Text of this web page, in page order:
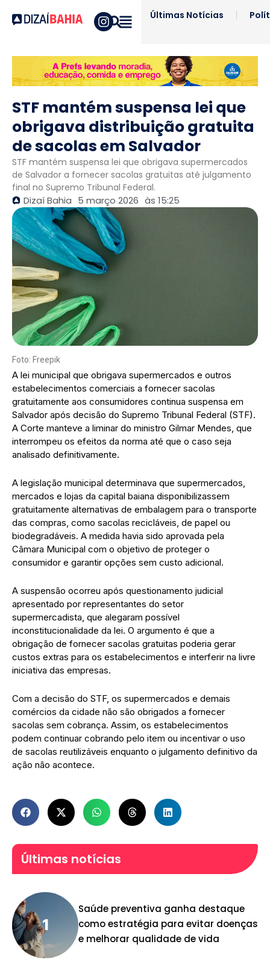
Últimas Notícias
STF mantém suspensa lei que
obrigava distribuição gratuita
de sacolas em Salvador
STF mantém suspensa lei que obrigava supermercados
de Salvador a fornecer sacolas gratuitas até julgamento
final no Supremo Tribunal Federal.
Dizaí Bahia 5 março 2026 às 15:25
Foto: Freepik
A lei municipal que obrigava supermercados e outros
estabelecimentos comerciais a fornecer sacolas
gratuitamente aos consumidores continua suspensa em
Salvador após decisão do Supremo Tribunal Federal (STF).
A Corte manteve a liminar do ministro Gilmar Mendes, que
interrompeu os efeitos da norma até que o caso seja
analisado definitivamente.
A legislação municipal determinava que supermercados,
mercados e lojas da capital baiana disponibilizassem
gratuitamente alternativas de embalagem para o transporte
das compras, como sacolas recicláveis, de papel ou
biodegradáveis. A medida havia sido aprovada pela
Câmara Municipal com o objetivo de proteger o
consumidor e garantir opções sem custo adicional.
A suspensão ocorreu após questionamento judicial
apresentado por representantes do setor
supermercadista, que alegaram possível
inconstitucionalidade da lei. O argumento é que a
obrigação de fornecer sacolas gratuitas poderia gerar
custos extras para os estabelecimentos e interferir na livre
iniciativa das empresas.
Com a decisão do STF, os supermercados e demais
comércios da cidade não são obrigados a fornecer
sacolas sem cobrança. Assim, os estabelecimentos
podem continuar cobrando pelo item ou incentivar o uso
de sacolas reutilizáveis enquanto o julgamento definitivo da
ação não acontece.
Últimas notícias
Saúde preventiva ganha destaque
como estratégia para evitar doenças
e melhorar qualidade de vida